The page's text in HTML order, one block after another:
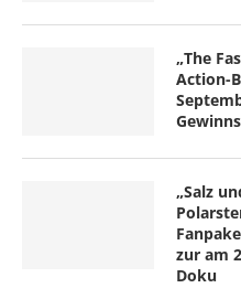
„The
Action-
„Salz
zur am
Doku